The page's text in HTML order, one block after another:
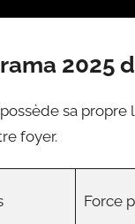
2025
sa propre
foyer.
Force